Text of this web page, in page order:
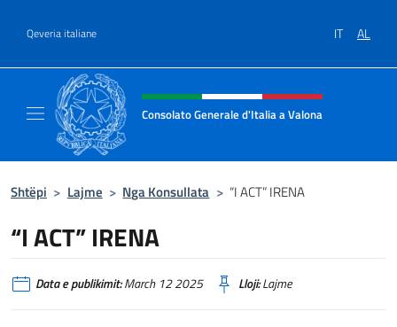
Qeveria italiane IT AL
Kreu i faqes në internet, media
Consolato Generale d'Italia a Valona
Shtëpi > Lajme > Nga Konsullata > “I ACT” IRENA
“I ACT” IRENA
Data e publikimit:March 12 2025 Lloji:Lajme